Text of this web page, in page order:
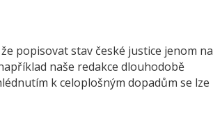
popisovat stav české justice jenom na
naše redakce dlouhodobě
k celoplošným dopadům se lze